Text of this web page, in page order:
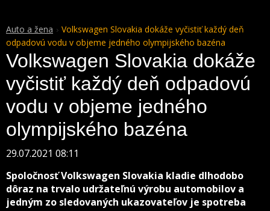
Auto a žena
Volkswagen Slovakia dokáže vyčistiť každý deň
odpadovú vodu v objeme jedného olympijského bazéna
Volkswagen Slovakia dokáže
vyčistiť každý deň odpadovú
vodu v objeme jedného
olympijského bazéna
29.07.2021 08:11
Spoločnosť Volkswagen Slovakia kladie dlhodobo
dôraz na trvalo udržateľnú výrobu automobilov a
jedným zo sledovaných ukazovateľov je spotreba